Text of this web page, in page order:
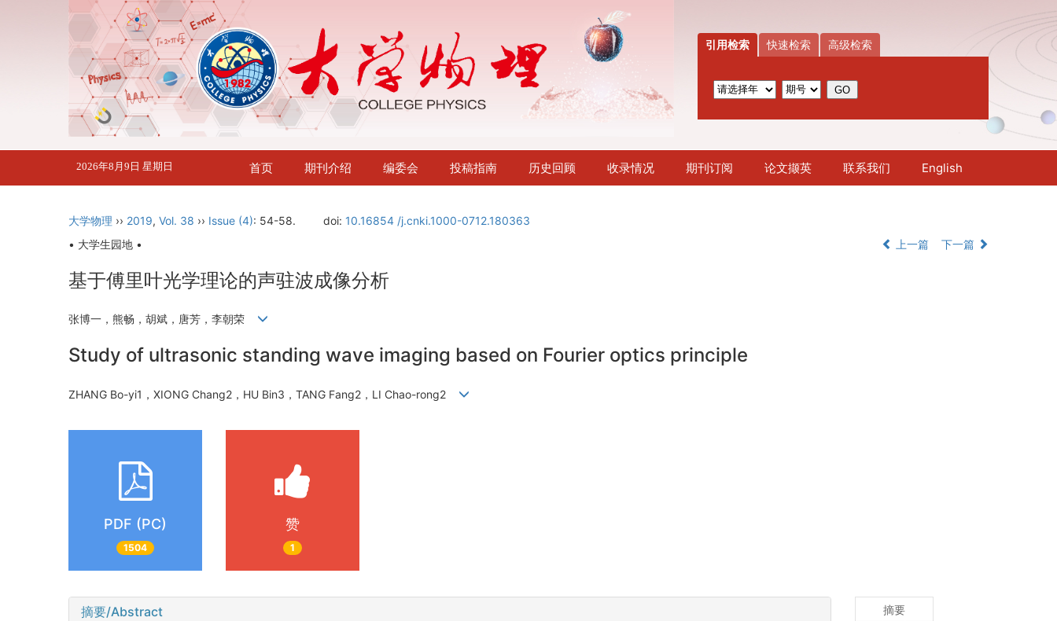
引用检索 快速检索 高级检索
2026年8月9日 星期日 首页 期刊介绍 编委会 投稿指南 历史回顾 收录情况 期刊订阅 论文撷英 联系我们 English
大学物理 ›› 2019, Vol. 38 ›› Issue (4): 54-58. doi: 10.16854 /j.cnki.1000-0712.180363
• 大学生园地 •
上一篇 下一篇
基于傅里叶光学理论的声驻波成像分析
张博一，熊畅，胡斌，唐芳，李朝荣
Study of ultrasonic standing wave imaging based on Fourier optics principle
ZHANG Bo-yi1，XIONG Chang2，HU Bin3，TANG Fang2，LI Chao-rong2
PDF (PC)
1504
赞
1
摘要/Abstract 摘要